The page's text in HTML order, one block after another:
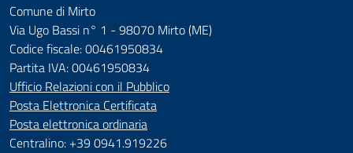
Comune di Mirto
Via Ugo Bassi n° 1 - 98070 Mirto (ME)
Codice fiscale: 00461950834
Partita IVA: 00461950834
Ufficio Relazioni con il Pubblico
Posta Elettronica Certificata
Posta elettronica ordinaria
Centralino: +39 0941.919226